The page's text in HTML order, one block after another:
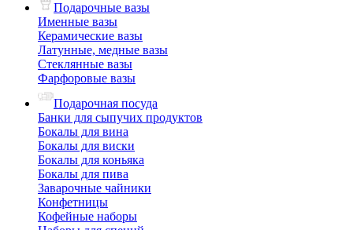
Подарочные вазы
Именные вазы
Керамические вазы
Латунные, медные вазы
Стеклянные вазы
Фарфоровые вазы
Подарочная посуда
Банки для сыпучих продуктов
Бокалы для вина
Бокалы для виски
Бокалы для коньяка
Бокалы для пива
Заварочные чайники
Конфетницы
Кофейные наборы